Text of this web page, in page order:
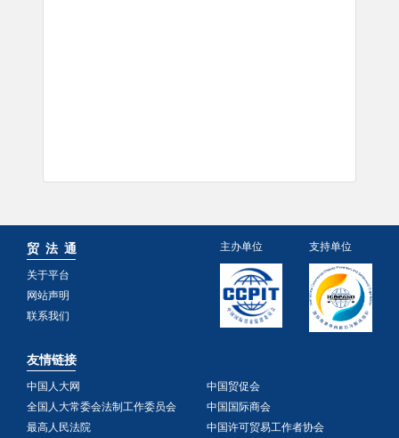
贸 法 通
关于平台
网站声明
联系我们
主办单位 支持单位
友情链接
中国人大网
全国人大常委会法制工作委员会
最高人民法院
中国贸促会
中国国际商会
中国许可贸易工作者协会